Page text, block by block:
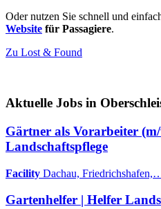
Oder nutzen Sie schnell und
Website für Passagiere.
Zu Lost & Found
Aktuelle Jobs in
Gärtner als Vorarbeiter
Landschaftspflege
Facility Dachau,
Gartenhelfer | Helfer